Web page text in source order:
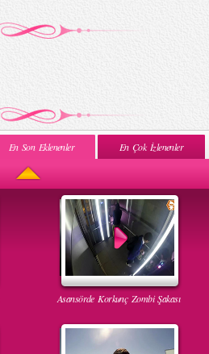
En Son Eklenenler En Çok İzlenenler
Asansörde Korkunç Zombi Şakası